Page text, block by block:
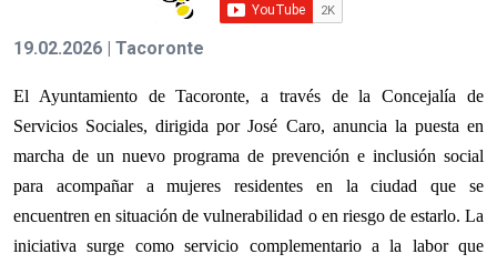
19.02.2026 | Tacoronte
El Ayuntamiento de Tacoronte, a través de la Concejalía de
Servicios Sociales, dirigida por José Caro, anuncia la puesta en
marcha de un nuevo programa de prevención e inclusión social
para acompañar a mujeres residentes en la ciudad que se
encuentren en situación de vulnerabilidad o en riesgo de estarlo. La
iniciativa surge como servicio complementario a la labor que